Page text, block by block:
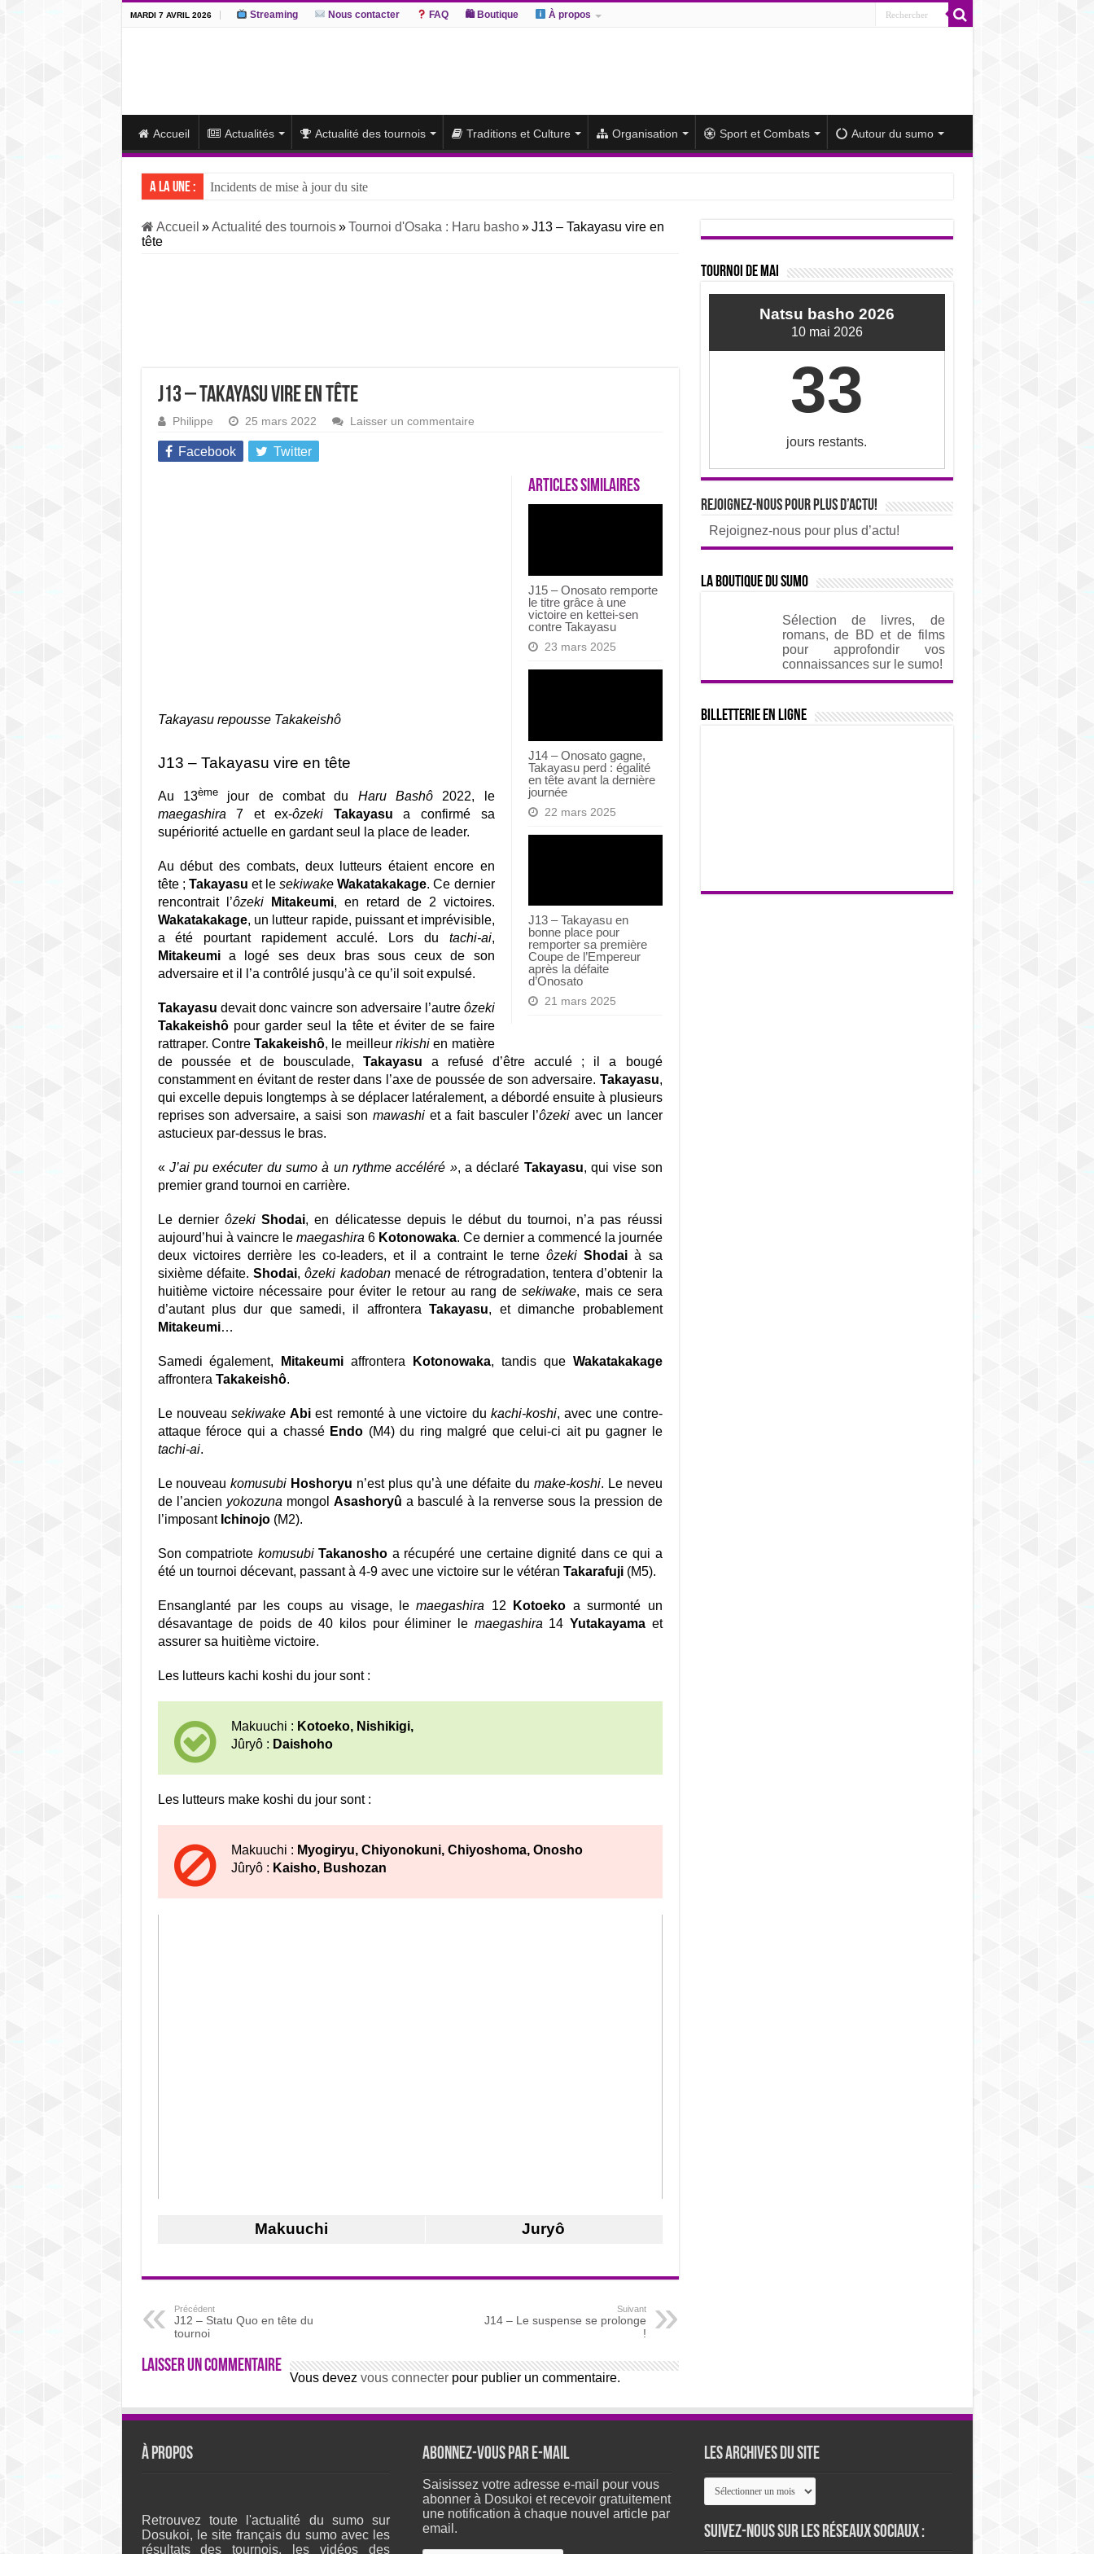
MARDI 7 AVRIL 2026 Streaming Nous contacter FAQ 🛍 Boutique À propos
Accueil Actualités Actualité des tournois Traditions et Culture Organisation Sport et Combats Autour du sumo
A la une :
Incidents de mise à jour du site
J13 – Aonishiki conserve la tête du classement et poursuit sa série de victoires face à un Hoshoryu diminué
Accueil » Actualité des tournois » Tournoi d'Osaka : Haru basho » J13 – Takayasu vire en
tête
J13 – Takayasu vire en tête
Philippe 25 mars 2022 Laisser un commentaire
Facebook Twitter
Articles similaires
J15 – Onosato remporte
le titre grâce à une
victoire en kettei-sen
contre Takayasu
23 mars 2025
J14 – Onosato gagne,
Takayasu perd : égalité
en tête avant la dernière
journée
22 mars 2025
J13 – Takayasu en
bonne place pour
remporter sa première
Coupe de l’Empereur
après la défaite
d’Onosato
21 mars 2025
Takayasu repousse Takakeishô
J13 – Takayasu vire en tête
Au 13èmejour de combat du Haru Bashô2022, le
maegashira 7 et ex-ôzeki Takayasu a confirmé sa
supériorité actuelle en gardant seul la place de leader.
Au début des combats, deux lutteurs étaient encore en
tête ; Takayasu et lesekiwake Wakatakakage. Ce dernier
rencontrait l’ôzeki Mitakeumi, en retard de 2 victoires.
Wakatakakage, un lutteur rapide, puissant et imprévisible,
a été pourtant rapidement acculé. Lors du tachi-ai,
Mitakeumia logé ses deux bras sous ceux de son
adversaire et il l’a contrôlé jusqu’à ce qu’il soit expulsé.
Takayasu devait donc vaincre son adversaire l’autre ôzeki
Takakeishôpour garder seul la tête et éviter de se faire
rattraper. ContreTakakeishô, le meilleur rikishien matière
de poussée et de bousculade, Takayasu a refusé d’être acculé ; il a bougé
constamment en évitant de rester dans l’axe de poussée de son adversaire. Takayasu,
qui excelle depuis longtemps à se déplacer latéralement, a débordé ensuite à plusieurs
reprises son adversaire, a saisi son mawashiet a fait basculer l’ôzeki avec un lancer
astucieux par-dessus le bras.
« J’ai pu exécuter du sumo à un rythme accéléré », a déclaré Takayasu, qui vise son
premier grand tournoi en carrière.
Le dernier ôzeki Shodai, en délicatesse depuis le début du tournoi, n’a pas réussi
aujourd’hui à vaincre le maegashira 6 Kotonowaka. Ce dernier a commencé la journée
deux victoires derrière les co-leaders, et il a contraint le terneôzeki Shodai à sa
sixième défaite.Shodai,ôzeki kadobanmenacé de rétrogradation, tentera d’obtenir la
huitième victoire nécessaire pour éviter le retour au rang desekiwake, mais ce sera
d’autant plus dur que samedi, il affronteraTakayasu, et dimanche probablement
Mitakeumi…
Samedi également, Mitakeumi affrontera Kotonowaka, tandis que Wakatakakage
affrontera Takakeishô.
Le nouveau sekiwake Abi est remonté à une victoire du kachi-koshi, avec une contre-
attaque féroce qui a chassé Endo (M4) du ring malgré que celui-ci ait pu gagner le
tachi-ai.
Le nouveaukomusubi Hoshoryu n’est plus qu’à une défaite du make-koshi. Le neveu
de l’ancien yokozuna mongol Asashoryû a basculé à la renverse sous la pression de
l’imposant Ichinojo(M2).
Son compatriote komusubi Takanosho a récupéré une certaine dignité dans ce qui a
été un tournoi décevant, passant à 4-9 avec une victoire sur le vétéran Takarafuji(M5).
Ensanglanté par les coups au visage, lemaegashira 12 Kotoeko a surmonté un
désavantage de poids de 40 kilos pour éliminer le maegashira 14 Yutakayamaet
assurer sa huitième victoire.
Les lutteurs kachi koshi du jour sont :
Makuuchi : Kotoeko, Nishikigi,
Jûryô : Daishoho
Les lutteurs make koshi du jour sont :
Makuuchi : Myogiryu, Chiyonokuni, Chiyoshoma, Onosho
Jûryô : Kaisho, Bushozan
Makuuchi Juryô
Précédent
J12 – Statu Quo en tête du
tournoi
Suivant
J14 – Le suspense se prolonge
!
Laisser un commentaire
Vous devez vous connecterpour publier un commentaire.
Tournoi de mai
Natsu basho 2026
10 mai 2026
33
jours restants.
Rejoignez-nous pour plus d’actu!
Rejoignez-nous pour plus d’actu!
La boutique du sumo
Sélection de livres, de
romans, de BD et de films
pour approfondir vos
connaissances sur le sumo!
Billetterie en ligne
À propos
Retrouvez toute l'actualité du sumo sur
Dosukoi, le site français du sumo avec les
résultats des tournois, les vidéos des
Abonnez-vous par e-mail
Saisissez votre adresse e-mail pour vous
abonner à Dosukoi et recevoir gratuitement
une notification à chaque nouvel article par
email.
Les archives du site
Les
archives
site
Suivez-nous sur les réseaux sociaux :